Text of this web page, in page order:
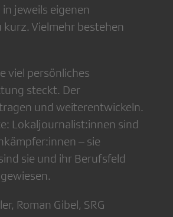
jeweils eigenen
Vielmehr bestehen
viel persönliches
steckt. Der
und weiterentwickeln.
Lokaljournalist:innen sind
– sie
sie und ihr Berufsfeld
Roman Gibel, SRG